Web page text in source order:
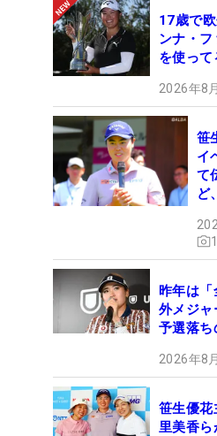
17歳で
ンナ・
を使って
2026年8
笹
イ
て
ど
昨年は
外メジ
予選落ち
2026年8
笹生優花
里美香ら